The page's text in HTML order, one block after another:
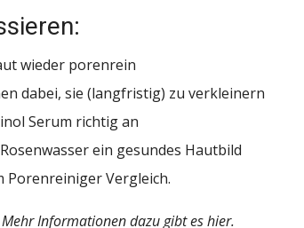
wieder porenrein
dabei, sie (langfristig) zu verkleinern
Serum richtig an
ein gesundes Hautbild
Porenreiniger Vergleich.
Informationen dazu gibt es hier.